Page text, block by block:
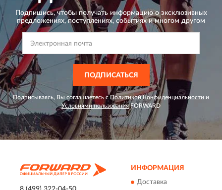
Подпишись, чтобы получать информацию о эксклюзивных
предложениях,поступлениях, событиях и многом другом
ПОДПИСАТЬСЯ
Подписываясь, Вы соглашаетесь сПолитикой Конфиденциальности и
Условиями пользованияFORWARD
ИНФОРМАЦИЯ
Доставка